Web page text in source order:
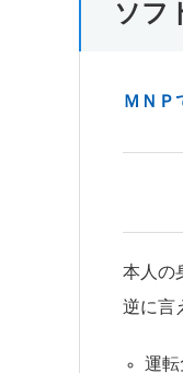
ソフ
ＭＮＰ
本人の
逆に言
運転